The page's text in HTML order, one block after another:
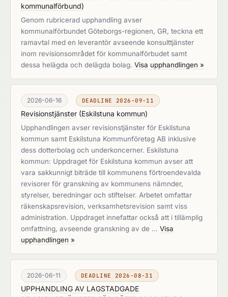
kommunalförbund)
Genom rubricerad upphandling avser
kommunalförbundet Göteborgs-regionen, GR, teckna ett
ramavtal med en leverantör avseende konsulttjänster
inom revisionsområdet för kommunalförbudet samt
dessa helägda och delägda bolag. Visa upphandlingen »
2026-06-16 DEADLINE 2026-09-11
Revisionstjänster (Eskilstuna kommun)
Upphandlingen avser revisionstjänster för Eskilstuna
kommun samt Eskilstuna Kommunföretag AB inklusive
dess dotterbolag och underkoncerner. Eskilstuna
kommun: Uppdraget för Eskilstuna kommun avser att
vara sakkunnigt biträde till kommunens förtroendevalda
revisorer för granskning av kommunens nämnder,
styrelser, beredningar och stiftelser. Arbetet omfattar
räkenskapsrevision, verksamhetsrevision samt viss
administration. Uppdraget innefattar också att i tillämplig
omfattning, avseende granskning av de … Visa
upphandlingen »
2026-06-11 DEADLINE 2026-08-31
UPPHANDLING AV LAGSTADGADE